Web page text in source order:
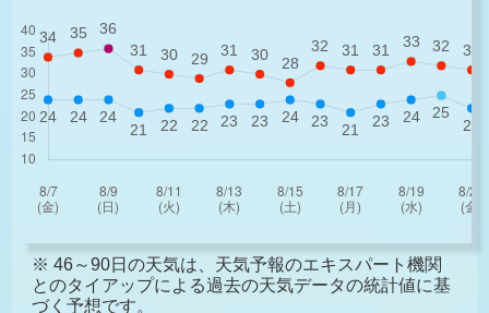
※ 46～90日の天気は、天気予報のエキスパート機関
とのタイアップによる過去の天気データの統計値に基
づく予想です。